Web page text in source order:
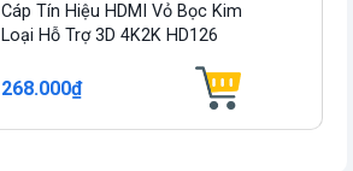
Cáp Tín Hiệu HDMI Vỏ Bọc Kim
Loại Hỗ Trợ 3D 4K2K HD126
268.000₫